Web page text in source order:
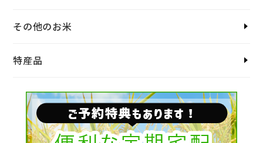
その他のお米
特産品